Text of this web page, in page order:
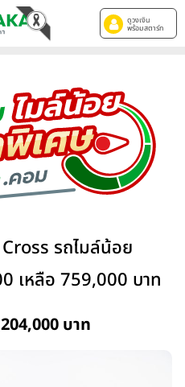
ดูวงเงิน
พร้อมสตาร์ท
รถไมล์น้อย
เหลือ 759,000 บาท
บาท